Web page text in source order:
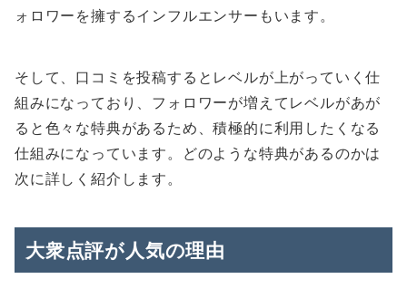
ォロワーを擁するインフルエンサーもいます。
そして、口コミを投稿するとレベルが上がっていく仕
組みになっており、フォロワーが増えてレベルがあが
ると色々な特典があるため、積極的に利用したくなる
仕組みになっています。どのような特典があるのかは
次に詳しく紹介します。
大衆点評が人気の理由